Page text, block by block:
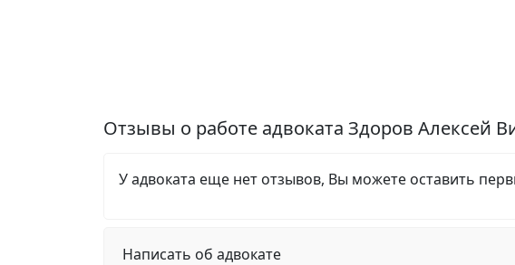
Отзывы о работе адвоката Здоров Алексей
У адвоката еще нет отзывов, Вы можете оставить
Написать об адвокате